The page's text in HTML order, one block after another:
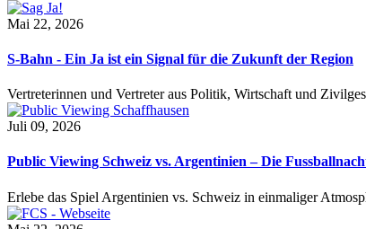
Mai 22, 2026
S-Bahn - Ein Ja ist ein Signal für die Zukunft der Region
Vertreterinnen und Vertreter aus Politik, Wirtschaft und
Juli 09, 2026
Public Viewing Schweiz vs. Argentinien – Die
Erlebe das Spiel Argentinien vs. Schweiz in einmaliger